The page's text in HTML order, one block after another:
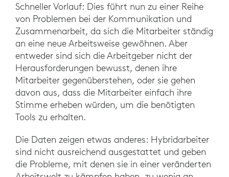
Schneller Vorlauf: Dies führt nun zu einer Reihe
von Problemen bei der Kommunikation und
Zusammenarbeit, da sich die Mitarbeiter ständig
an eine neue Arbeitsweise gewöhnen. Aber
entweder sind sich die Arbeitgeber nicht der
Herausforderungen bewusst, denen ihre
Mitarbeiter gegenüberstehen, oder sie gehen
davon aus, dass die Mitarbeiter einfach ihre
Stimme erheben würden, um die benötigten
Tools zu erhalten.
Die Daten zeigen etwas anderes: Hybridarbeiter
sind nicht ausreichend ausgestattet und geben
die Probleme, mit denen sie in einer veränderten